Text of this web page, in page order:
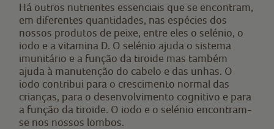
Há outros nutrientes essenciais que se encontram,
em diferentes quantidades, nas espécies dos
nossos produtos de peixe, entre eles o selénio, o
iodo e a vitamina D. O selénio ajuda o sistema
imunitário e a função da tiroide mas também
ajuda à manutenção do cabelo e das unhas. O
iodo contribui para o crescimento normal das
crianças, para o desenvolvimento cognitivo e para
a função da tiroide. O iodo e o selénio encontram-
se nos nossos lombos.